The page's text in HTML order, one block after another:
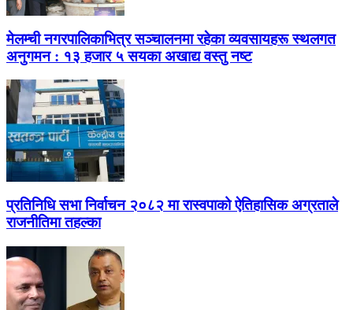
मेलम्ची नगरपालिकाभित्र सञ्चालनमा रहेका व्यवसायहरू स्थलगत
अनुगमन : १३ हजार ५ सयका अखाद्य वस्तु नष्ट
प्रतिनिधि सभा निर्वाचन २०८२ मा रास्वपाको ऐतिहासिक अग्रताले
राजनीतिमा तहल्का